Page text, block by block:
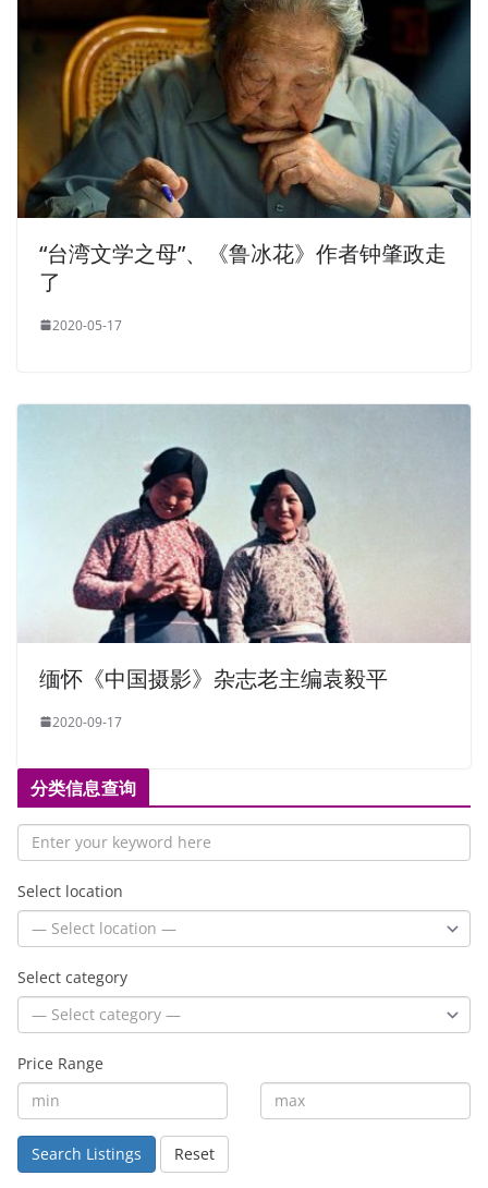
“台湾文学之母”、《鲁冰花》作者钟肇政走
了
2020-05-17
缅怀《中国摄影》杂志老主编袁毅平
2020-09-17
分类信息查询
Select location
Select category
Price Range
Search Listings Reset